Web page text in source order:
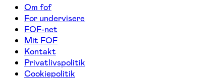
Om fof
For undervisere
FOF-net
Mit FOF
Kontakt
Privatlivspolitik
Cookiepolitik